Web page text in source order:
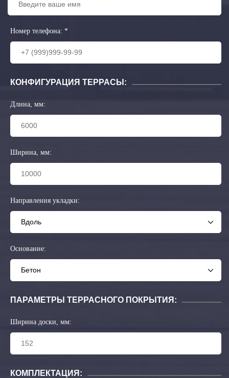
Номер телефона: *
КОНФИГУРАЦИЯ ТЕРРАСЫ:
Длина, мм:
Ширина, мм:
Направления укладки:
Основание:
ПАРАМЕТРЫ ТЕРРАСНОГО ПОКРЫТИЯ:
Ширина доски, мм:
КОМПЛЕКТАЦИЯ: